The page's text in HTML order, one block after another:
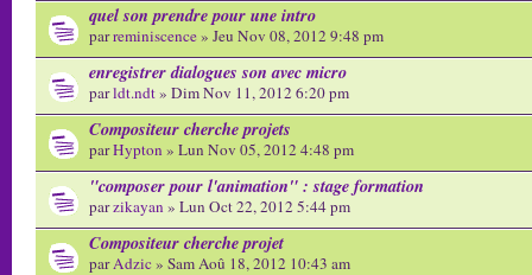
quel son prendre pour une intro
parreminiscence» Jeu Nov 08, 2012 9:48 pm
enregistrer dialogues son avec micro
parldt.ndt» Dim Nov 11, 2012 6:20 pm
Compositeur cherche projets
parHypton » Lun Nov 05, 2012 4:48 pm
"composer pour l'animation" : stage formation
parzikayan » Lun Oct 22, 2012 5:44 pm
Compositeur cherche projet
parAdzic» Sam Aoû 18, 2012 10:43 am